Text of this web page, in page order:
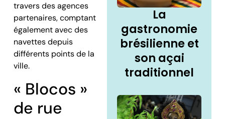
travers des agences
partenaires, comptant
également avec des
navettes depuis
différents points de la
ville.
« Blocos »
de rue
La
gastronomie
brésilienne et
son açai
traditionnel